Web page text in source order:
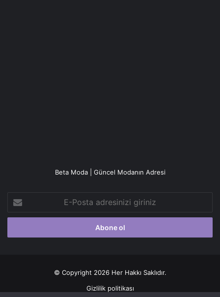
Beta Moda | Güncel Modanın Adresi
Posta
adresinizi
© Copyright 2026 Her Hakkı Saklıdır.
Gizlilik politikası